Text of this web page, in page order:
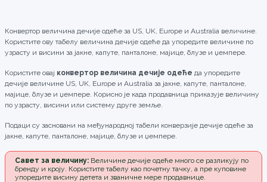
Конвертор величина дечије одеће за US, UK, Europe и Australia величине.
Користите ову табелу величина дечије одеће да упоредите величине по
узрасту и висини за јакне, капуте, панталоне, мајице, блузе и џемпере.
Користите овај конвертор величина дечије одеће да упоредите
дечије величине US, UK, Europe и Australia за јакне, капуте, панталоне,
мајице, блузе и џемпере. Корисно је када продавница приказује величину
по узрасту, висини или систему друге земље.
Подаци су засновани на међународној табели конверзије дечије одеће за
јакне, капуте, панталоне, мајице, блузе и џемпере.
Савет за величину: Величине дечије одеће много се разликују по
бренду и кроју. Користите табелу као почетну тачку, а пре куповине
упоредите висину детета и званичне мере продавнице.